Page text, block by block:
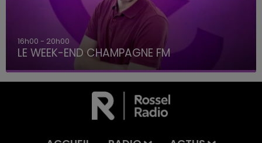
16h00 - 20h00
LE WEEK-END CHAMPAGNE FM